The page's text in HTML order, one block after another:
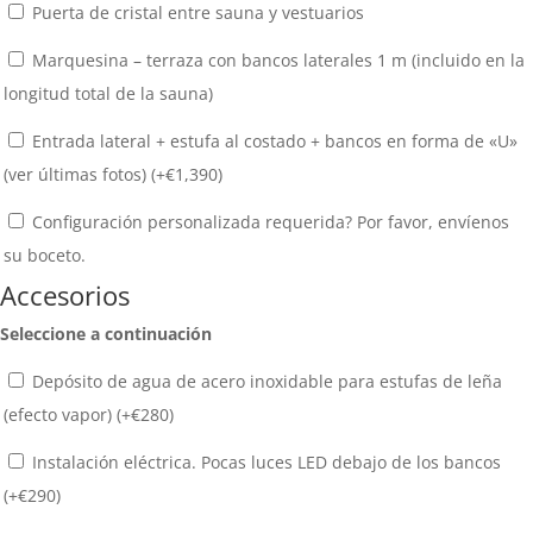
Puerta de cristal entre sauna y vestuarios
Marquesina – terraza con bancos laterales 1 m (incluido en la
longitud total de la sauna)
Entrada lateral + estufa al costado + bancos en forma de «U»
(ver últimas fotos) (+€1,390)
Configuración personalizada requerida? Por favor, envíenos
su boceto.
Accesorios
Seleccione a continuación
Depósito de agua de acero inoxidable para estufas de leña
(efecto vapor) (+€280)
Instalación eléctrica. Pocas luces LED debajo de los bancos
(+€290)